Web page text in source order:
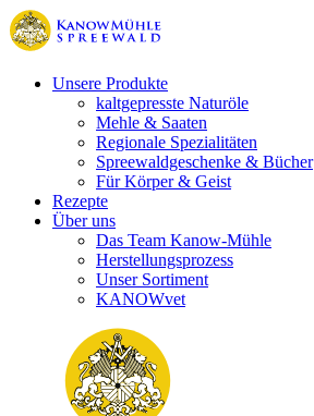
Unsere Produkte
kaltgepresste Naturöle
Mehle & Saaten
Regionale Spezialitäten
Spreewaldgeschenke & Bücher
Für Körper & Geist
Rezepte
Über uns
Das Team Kanow-Mühle
Herstellungsprozess
Unser Sortiment
KANOWvet